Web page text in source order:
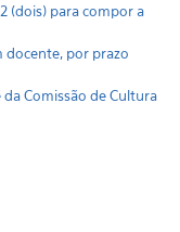
(dois) para compor a
docente, por prazo
da Comissão de Cultura